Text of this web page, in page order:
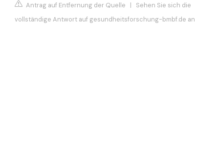
Antrag auf Entfernung der Quelle | Sehen Sie sich die
vollständige Antwort auf gesundheitsforschung-bmbf.de an